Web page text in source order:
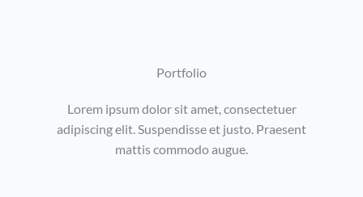
Portfolio​
Lorem ipsum dolor sit amet, consectetuer
adipiscing elit. Suspendisse et justo. Praesent
mattis commodo augue.​